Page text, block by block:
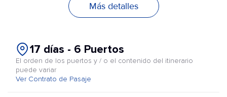
Más detalles
17 días - 6 Puertos
El orden de los puertos y / o el contenido del itinerario
puede variar
Ver Contrato de Pasaje